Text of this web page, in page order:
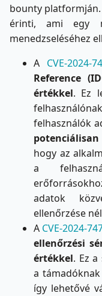
bounty
érinti, ami egy
menedzseléséhez
A CVE-2024-
Reference
értékkel. Ez
felhasználók
hogy az
a
adatok
ellenőrzése
A CVE-2024-
ellenőrzési
értékkel. Ez
a
így lehetővé